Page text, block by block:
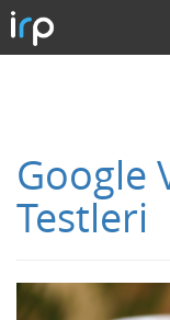
Google
Testleri